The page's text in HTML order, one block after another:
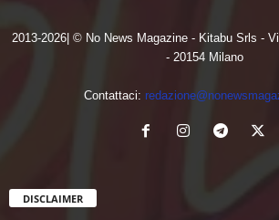
2013-2026| © No News Magazine - Kitabu Srls -
- 20154 Milano
Contattaci:
DISCLAIMER